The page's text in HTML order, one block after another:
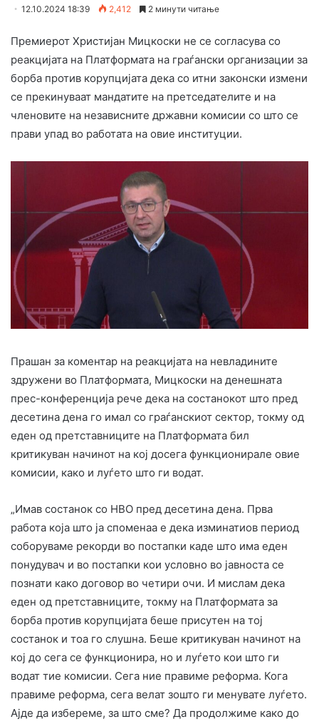
12.10.2024 18:39 2,412 2 минути читање
Премиерот Христијан Мицкоски не се согласува со
реакцијата на Платформата на граѓански организации за
борба против корупцијата дека со итни законски измени
се прекинуваат мандатите на претседателите и на
членовите на независните државни комисии со што се
прави упад во работата на овие институции.
Прашан за коментар на реакцијата на невладините
здружени во Платформата, Мицкоски на денешната
прес-конференција рече дека на состанокот што пред
десетина дена го имал со граѓанскиот сектор, токму од
еден од претставниците на Платформата бил
критикуван начинот на кој досега функционирале овие
комисии, како и луѓето што ги водат.
„Имав состанок со НВО пред десетина дена. Прва
работа која што ја споменаа е дека изминатиов период
соборуваме рекорди во постапки каде што има еден
понудувач и во постапки кои условно во јавноста се
познати како договор во четири очи. И мислам дека
еден од претставниците, токму на Платформата за
борба против корупцијата беше присутен на тој
состанок и тоа го слушна. Беше критикуван начинот на
кој до сега се функционира, но и луѓето кои што ги
водат тие комисии. Сега ние правиме реформа. Кога
правиме реформа, сега велат зошто ги менувате луѓето.
Ајде да избереме, за што сме? Да продолжиме како до